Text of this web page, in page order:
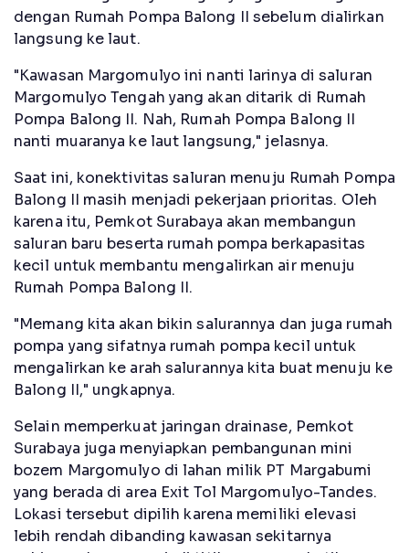
dengan Rumah Pompa Balong II sebelum dialirkan
langsung ke laut.
"Kawasan Margomulyo ini nanti larinya di saluran
Margomulyo Tengah yang akan ditarik di Rumah
Pompa Balong II. Nah, Rumah Pompa Balong II
nanti muaranya ke laut langsung," jelasnya.
Saat ini, konektivitas saluran menuju Rumah Pompa
Balong II masih menjadi pekerjaan prioritas. Oleh
karena itu, Pemkot Surabaya akan membangun
saluran baru beserta rumah pompa berkapasitas
kecil untuk membantu mengalirkan air menuju
Rumah Pompa Balong II.
"Memang kita akan bikin salurannya dan juga rumah
pompa yang sifatnya rumah pompa kecil untuk
mengalirkan ke arah salurannya kita buat menuju ke
Balong II," ungkapnya.
Selain memperkuat jaringan drainase, Pemkot
Surabaya juga menyiapkan pembangunan mini
bozem Margomulyo di lahan milik PT Margabumi
yang berada di area Exit Tol Margomulyo-Tandes.
Lokasi tersebut dipilih karena memiliki elevasi
lebih rendah dibanding kawasan sekitarnya